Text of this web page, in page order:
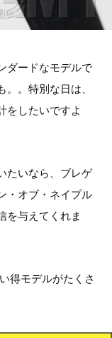
ダードなモデルで
。特別な日は、
をしたいですよ
たいなら、ブレゲ
・オブ・ネイプル
を与えてくれま
得モデルがたくさ